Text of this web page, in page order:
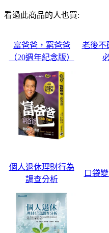
看過此商品的人也買:
富爸爸，窮爸爸
（20週年紀念版）
老後不
個人退休理財行為
調查分析
口袋